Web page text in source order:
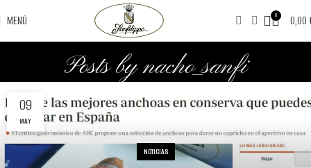
MENÚ 0 0,00
Posts bynacho_sanfi
09
MAY
NOTICIAS